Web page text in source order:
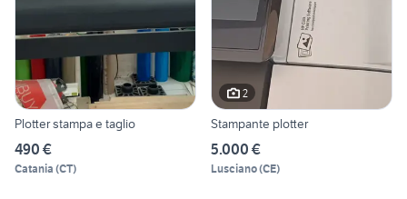
Plotter stampa e taglio
490 €
Catania (CT)
2
Stampante plotter
5.000 €
Lusciano(CE)